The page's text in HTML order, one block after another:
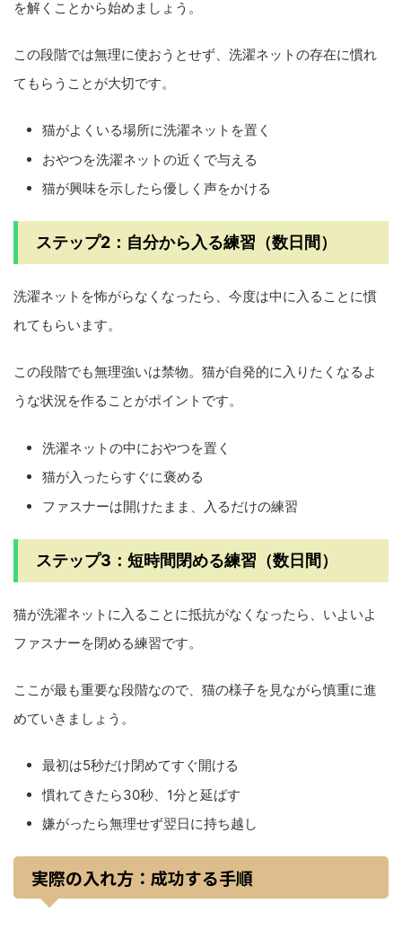
を解くことから始めましょう。
この段階では無理に使おうとせず、洗濯ネットの存在に慣れ
てもらうことが大切です。
猫がよくいる場所に洗濯ネットを置く
おやつを洗濯ネットの近くで与える
猫が興味を示したら優しく声をかける
ステップ2：自分から入る練習（数日間）
洗濯ネットを怖がらなくなったら、今度は中に入ることに慣
れてもらいます。
この段階でも無理強いは禁物。猫が自発的に入りたくなるよ
うな状況を作ることがポイントです。
洗濯ネットの中におやつを置く
猫が入ったらすぐに褒める
ファスナーは開けたまま、入るだけの練習
ステップ3：短時間閉める練習（数日間）
猫が洗濯ネットに入ることに抵抗がなくなったら、いよいよ
ファスナーを閉める練習です。
ここが最も重要な段階なので、猫の様子を見ながら慎重に進
めていきましょう。
最初は5秒だけ閉めてすぐ開ける
慣れてきたら30秒、1分と延ばす
嫌がったら無理せず翌日に持ち越し
実際の入れ方：成功する手順